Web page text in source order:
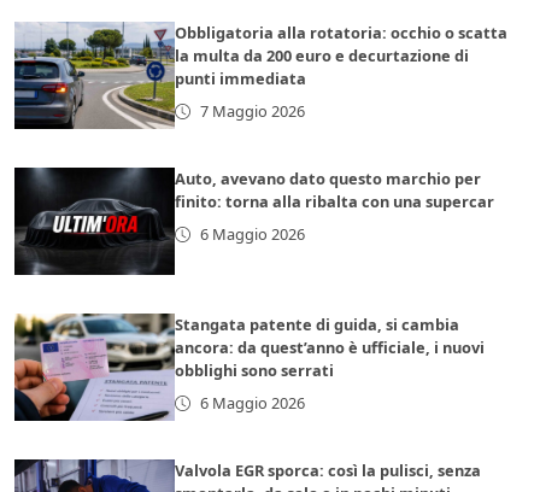
Obbligatoria alla rotatoria: occhio o scatta
la multa da 200 euro e decurtazione di
punti immediata
7 Maggio 2026
Auto, avevano dato questo marchio per
finito: torna alla ribalta con una supercar
6 Maggio 2026
Stangata patente di guida, si cambia
ancora: da quest’anno è ufficiale, i nuovi
obblighi sono serrati
6 Maggio 2026
Valvola EGR sporca: così la pulisci, senza